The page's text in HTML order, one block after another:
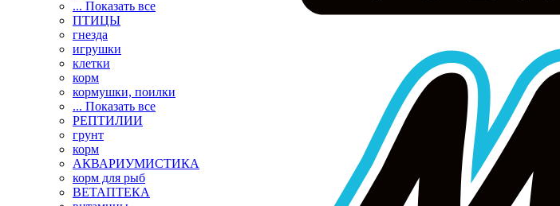
... Показать все
ПТИЦЫ
гнезда
игрушки
клетки
корм
кормушки, поилки
... Показать все
РЕПТИЛИИ
грунт
корм
АКВАРИУМИСТИКА
корм для рыб
ВЕТАПТЕКА